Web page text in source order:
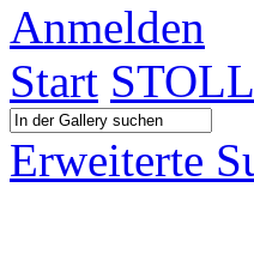
Anmelden
Start
Erweiterte